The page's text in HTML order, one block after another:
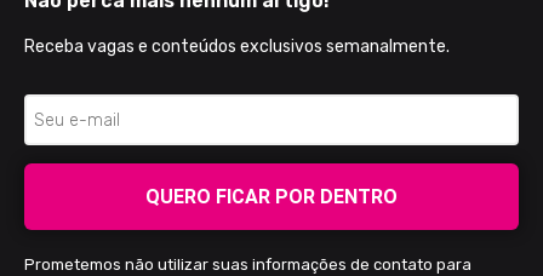
Receba vagas e conteúdos exclusivos semanalmente.
QUERO FICAR POR DENTRO
Prometemos não utilizar suas informações de contato para